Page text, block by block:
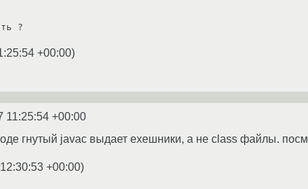
+00:00)
11:25:54 +00:00
гнутый javac выдает exeшники, а не class файлы.
+00:00)